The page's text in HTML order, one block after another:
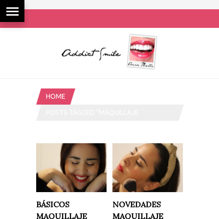
HOME
BÁSICOS
MAQUILLAJE
NOVEDADES
MAQUILLAJE